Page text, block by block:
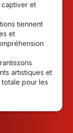
et
tiennent
et
artistiques et
totale pour les